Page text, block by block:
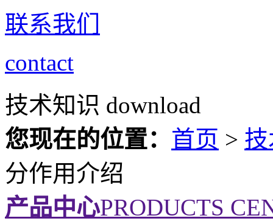
联系我们
contact
技术知识 download
您现在的位置： 首页 >
分作用介绍
产品中心PRODUCTS